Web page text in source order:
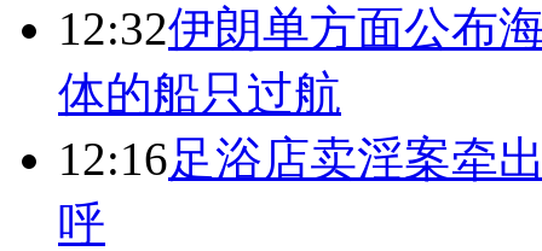
12:32伊朗单方面公布
体的船只过航
12:16足浴店卖淫案牵
呼